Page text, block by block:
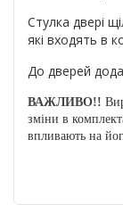
Стулка двері
які входять в
До дверей
ВАЖЛИВО!!
зміни в
впливають на